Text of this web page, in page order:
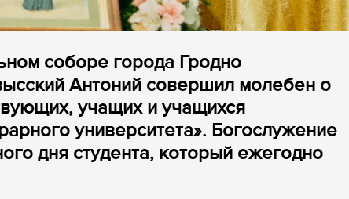
соборе города Гродно
Антоний совершил молебен о
учащих и учащихся
университета». Богослужение
дня студента, который ежегодно